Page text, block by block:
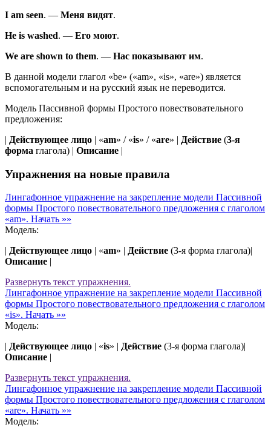
I am seen. — Меня видят.
He is washed. — Его моют.
We are shown to them. — Нас показывают им.
В данной модели глагол «be» («am», «is», «are») является
вспомогательным и на русский язык не переводится.
Модель Пассивной формы Простого повествовательного
предложения:
| Действующее лицо | «am» / «is» / «are» | Действие (3-я
форма глагола) | Описание |
Упражнения на новые правила
Лингафонное упражнение на закрепление модели Пассивной
формы Простого повествовательного предложения с глаголом
«am». Начать »»
Модель:
| Действующее лицо | «am» | Действие (3-я форма глагола)|
Описание |
Развернуть текст упражнения.
Лингафонное упражнение на закрепление модели Пассивной
формы Простого повествовательного предложения с глаголом
«is». Начать »»
Модель:
| Действующее лицо | «is» | Действие (3-я форма глагола)|
Описание |
Развернуть текст упражнения.
Лингафонное упражнение на закрепление модели Пассивной
формы Простого повествовательного предложения с глаголом
«are». Начать »»
Модель: